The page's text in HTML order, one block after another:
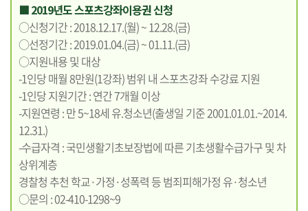
■ 2019년도 스포츠강좌이용권 신청
○신청기간 : 2018.12.17.(월) ~ 12.28.(금)
○선정기간 : 2019.01.04.(금) ~ 01.11.(금)
○지원내용 및 대상
-1인당 매월 8만원(1강좌) 범위 내 스포츠강좌 수강료 지원
-1인당 지원기간 : 연간 7개월 이상
-지원연령 : 만 5~18세 유.청소년(출생일 기준 2001.01.01.~2014.
12.31.)
-수급자격 : 국민생활기초보장법에 따른 기초생활수급가구 및 차
상위계층
경찰청 추천 학교·가정·성폭력 등 범죄피해가정 유·청소년
○문의 : 02-410-1298~9